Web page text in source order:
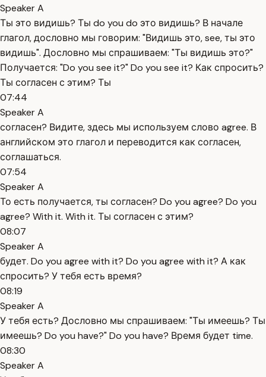
Speaker A
Ты это видишь? Ты do you do это видишь? В начале
глагол, дословно мы говорим: "Видишь это, see, ты это
видишь". Дословно мы спрашиваем: "Ты видишь это?"
Получается: "Do you see it?" Do you see it? Как спросить?
Ты согласен с этим? Ты
07:44
Speaker A
согласен? Видите, здесь мы используем слово agree. В
английском это глагол и переводится как согласен,
соглашаться.
07:54
Speaker A
То есть получается, ты согласен? Do you agree? Do you
agree? With it. With it. Ты согласен с этим?
08:07
Speaker A
будет. Do you agree with it? Do you agree with it? А как
спросить? У тебя есть время?
08:19
Speaker A
У тебя есть? Дословно мы спрашиваем: "Ты имеешь? Ты
имеешь? Do you have?" Do you have? Время будет time.
08:30
Speaker A